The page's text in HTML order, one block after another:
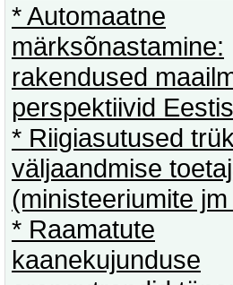
* Automaatne
märksõnastamine:
rakendused
perspektiivid Eestis
* Riigiasutused
väljaandmise
(ministeeriumite
* Raamatute
kaanekujunduse